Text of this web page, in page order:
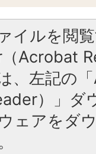
イルを閲
Acrobat
、左記の
）」ダ
ェアをダ